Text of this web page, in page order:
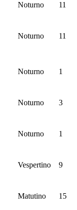
Noturno 11
Noturno 11
Noturno 1
Noturno 3
Noturno 1
Vespertino 9
Matutino 15